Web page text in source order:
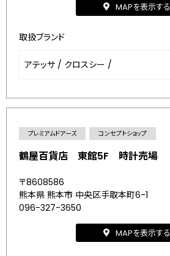
MAPを表示する
取扱ブランド
アテッサ / クロスシー /
プレミアムドアーズ コンセプトショップ
鶴屋百貨店 東館5F 時計売場
〒8608586
熊本県 熊本市 中央区手取本町6-1
096-327-3650
MAPを表示する